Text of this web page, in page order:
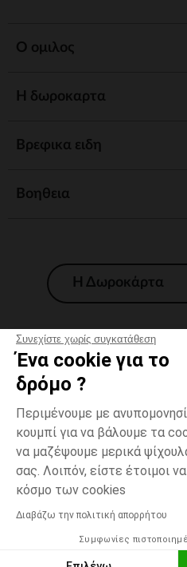
Συνεχίστε χωρίς συγκατάθεση
Ένα cookie για το
δρόμο ?
Περιμένουμε με
κουμπί για να βάλουμε τα
να μαζέψουμε μερικά
σας. Λοιπόν, είστε έτοιμοι
κόσμο των cookies
Διαβάζω την πολιτική απορρήτου
Συμφωνίες
Μπλε
Δυνατότητα
ΠΡΟΣΘΉΚΗ ΣΤΟ
Ο ομιλος
Η δωροκαρτα
Βρεφικα ειδη
Βοηθεια
Η Δωροκάρτα
Γενικοί
*Εμπορικες
Προσωπικά
Διαχείρηση
Προσβασιμότητα:
H Orchestra συμμετέχει στον
μεσολάβησης της Γαλλικής